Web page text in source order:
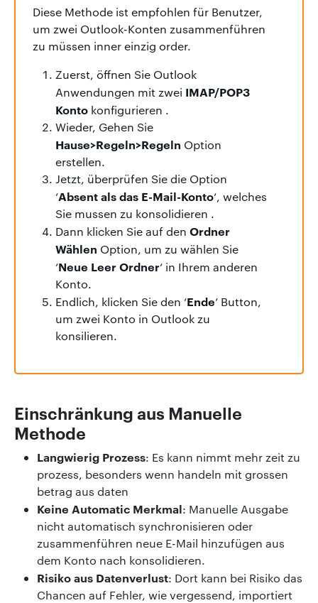
Diese Methode ist empfohlen für Benutzer,
um zwei Outlook-Konten zusammenführen
zu müssen inner einzig order.
Zuerst, öffnen Sie Outlook
Anwendungen mit zwei IMAP/POP3
Konto konfigurieren .
Wieder, Gehen Sie
Hause>Regeln>Regeln Option
erstellen.
Jetzt, überprüfen Sie die Option
‘Absent als das E-Mail-Konto‘, welches
Sie mussen zu konsolidieren .
Dann klicken Sie auf den Ordner
Wählen Option, um zu wählen Sie
‘Neue Leer Ordner‘ in Ihrem anderen
Konto.
Endlich, klicken Sie den ‘Ende’ Button,
um zwei Konto in Outlook zu
konsilieren.
Einschränkung aus Manuelle
Methode
Langwierig Prozess: Es kann nimmt mehr zeit zu
prozess, besonders wenn handeln mit grossen
betrag aus daten
Keine Automatic Merkmal: Manuelle Ausgabe
nicht automatisch synchronisieren oder
zusammenführen neue E-Mail hinzufügen aus
dem Konto nach konsolidieren.
Risiko aus Datenverlust: Dort kann bei Risiko das
Chancen auf Fehler, wie vergessend, importiert